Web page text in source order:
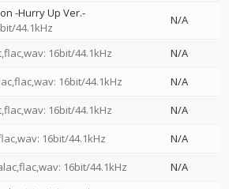
-Hurry Up Ver.-
44.1kHz
N/A
16bit/44.1kHz
N/A
16bit/44.1kHz
N/A
16bit/44.1kHz
N/A
16bit/44.1kHz
N/A
16bit/44.1kHz N/A